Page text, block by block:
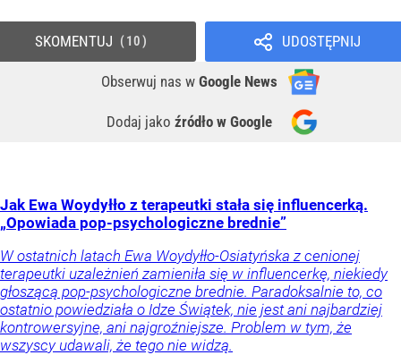
UDOSTĘPNIJ
Obserwuj nas w Google News
Dodaj jako źródło w Google
SKOMENTUJ 10
Jak Ewa Woydyłło z terapeutki stała się influencerką.
„Opowiada pop-psychologiczne brednie”
W ostatnich latach Ewa Woydyłło-Osiatyńska z cenionej
terapeutki uzależnień zamieniła się w influencerkę, niekiedy
głoszącą pop-psychologiczne brednie. Paradoksalnie to, co
ostatnio powiedziała o Idze Świątek, nie jest ani najbardziej
kontrowersyjne, ani najgroźniejsze. Problem w tym, że
wszyscy udawali, że tego nie widzą.